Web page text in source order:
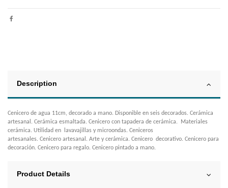
Description
Cenicero de agua 11cm, decorado a mano. Disponible en seis decorados. Cerámica
artesanal. Cerámica esmaltada. Cenicero con tapadera de cerámica. Materiales
cerámica. Utilidad en lavavajillas y microondas. Ceniceros
artesanales. Cenicero artesanal. Arte y cerámica. Cenicero decorativo. Cenicero para
decoración. Cenicero para regalo. Cenicero pintado a mano.
Product Details